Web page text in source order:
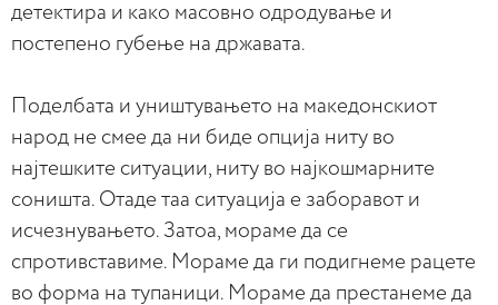
детектира и како масовно одродување и
постепено губење на државата.
Поделбата и уништувањето на македонскиот
народ не смее да ни биде опција ниту во
најтешките ситуации, ниту во најкошмарните
соништа. Отаде таа ситуација е заборавот и
исчезнувањето. Затоа, мораме да се
спротивставиме. Мораме да ги подигнеме рацете
во форма на тупаници. Мораме да престанеме да